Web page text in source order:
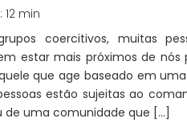
12 min
coercitivos, muitas
estar mais próximos de nós
que age baseado em
estão sujeitas ao
de uma comunidade que […]